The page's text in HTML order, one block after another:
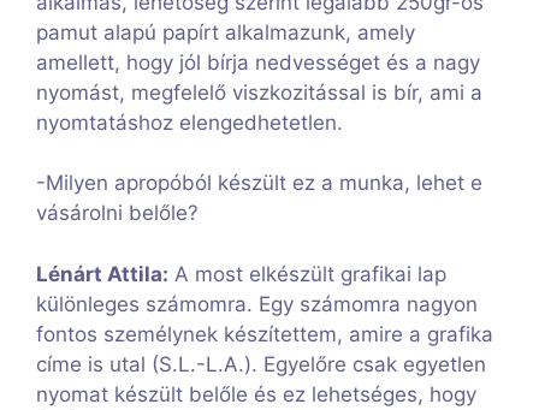
pamut alapú papírt alkalmazunk, amely
amellett, hogy jól bírja nedvességet és a nagy
nyomást, megfelelő viszkozitással is bír, ami a
nyomtatáshoz elengedhetetlen.
-Milyen apropóból készült ez a munka, lehet e
vásárolni belőle?
Lénárt Attila: A most elkészült grafikai lap
különleges számomra. Egy számomra nagyon
fontos személynek készítettem, amire a grafika
címe is utal (S.L.-L.A.). Egyelőre csak egyetlen
nyomat készült belőle és ez lehetséges, hogy